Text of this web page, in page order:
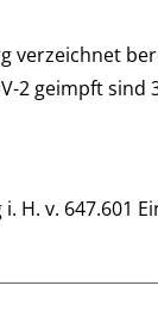
2 ge­impft sind
H. v. 647.601